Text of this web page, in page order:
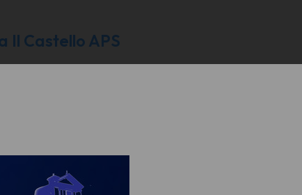
Il Castello APS